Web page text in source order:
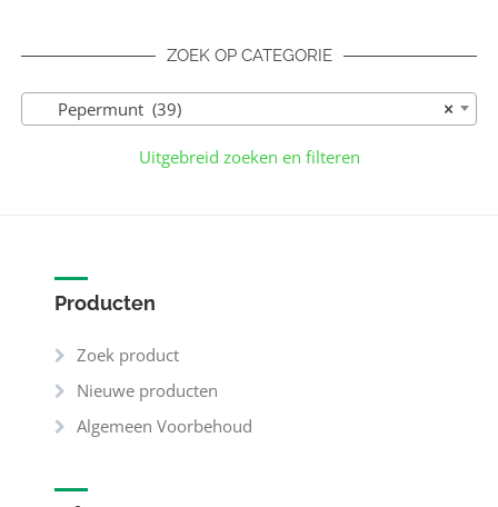
ZOEK OP CATEGORIE
×
Pepermunt (39)
Uitgebreid zoeken en filteren
Producten
Zoek product
Nieuwe producten
Algemeen Voorbehoud